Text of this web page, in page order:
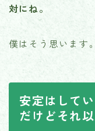
対にね。
僕はそう思います。
安定はして
だけどそれ